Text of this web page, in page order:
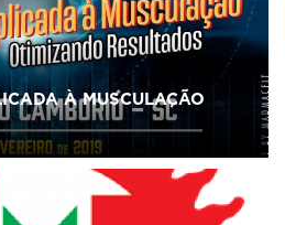
À MUSCULAÇÃO